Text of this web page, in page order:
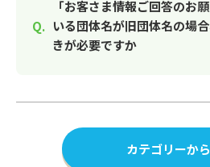
「お客さま情報ご回答のお
いる団体名が旧団体名の場
きが必要ですか
カテゴリーか